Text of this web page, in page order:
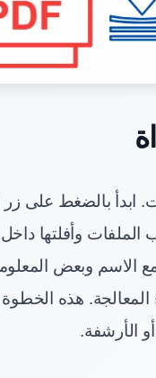
وأفلتها
وبعض
المعالجة. هذه